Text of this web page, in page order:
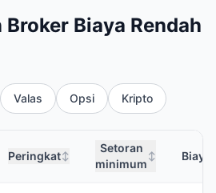
Biaya Rendah
Valas Opsi Kripto
Peringkat↕
Setoran
minimum
↕ Biaya